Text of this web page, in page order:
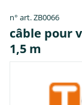
n° art. ZB0066
câble pour
1,5 m